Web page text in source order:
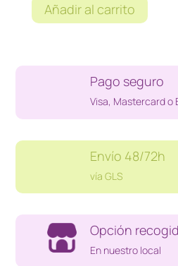
UFC
cantidad
Añadir al carrito
Pago seguro
Visa, Mastercard o
Envío 48/72h
vía GLS
Opción
En nuestro local